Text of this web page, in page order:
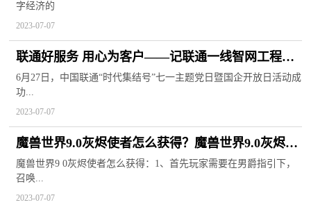
字经济的
2023-07-07
联通好服务 用心为客户——记联通一线智网工程师
践行为民承诺的工作日常
6月27日，中国联通“时代集结号”七一主题党日暨国企开放日活动成
功...
2023-07-07
魔兽世界9.0灰烬使者怎么获得？魔兽世界9.0灰烬使
者怎么打？
魔兽世界9 0灰烬使者怎么获得：1、首先玩家需要在男爵指引下，
召唤...
2023-07-07